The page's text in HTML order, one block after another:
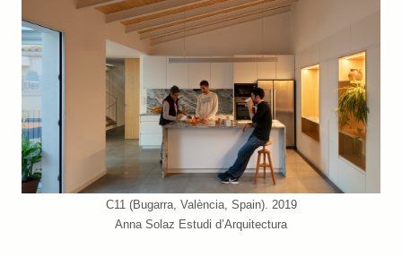
C11 (Bugarra, València, Spain). 2019
Anna Solaz Estudi d’Arquitectura